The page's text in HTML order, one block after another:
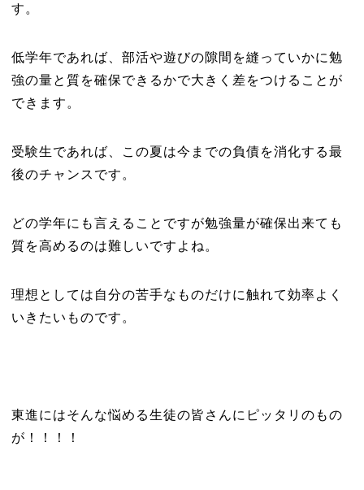
す。
低学年であれば、部活や遊びの隙間を縫っていかに勉
強の量と質を確保できるかで大きく差をつけることが
できます。
受験生であれば、この夏は今までの負債を消化する最
後のチャンスです。
どの学年にも言えることですが勉強量が確保出来ても
質を高めるのは難しいですよね。
理想としては自分の苦手なものだけに触れて効率よく
いきたいものです。
東進にはそんな悩める生徒の皆さんにピッタリのもの
が！！！！